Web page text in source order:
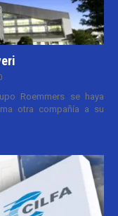
Roemmers se haya
otra compañía a su